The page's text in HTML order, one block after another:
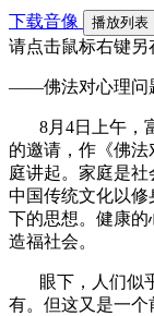
下载音像 播放列表
请点击鼠标右键另
——佛法对心理问
8月4日上午，
的邀请，作《佛
庭讲起。家庭是社
中国传统文化以
下的思想。健康
造福社会。
眼下，人们似乎
有。但这又是一